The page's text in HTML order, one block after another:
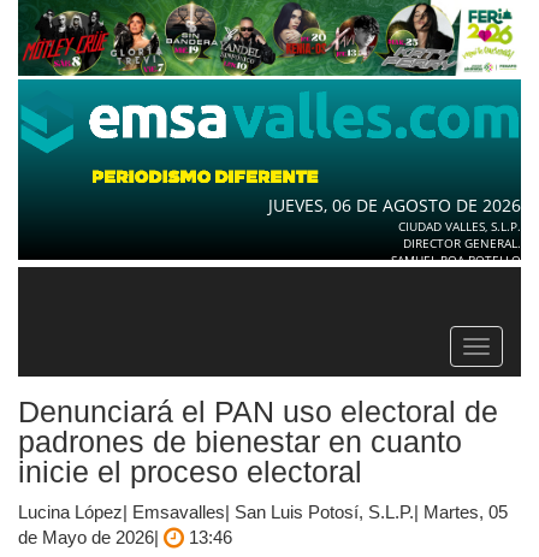
JUEVES, 06 DE AGOSTO DE 2026
CIUDAD VALLES, S.L.P.
DIRECTOR GENERAL.
SAMUEL ROA BOTELLO
Toggle
Denunciará el PAN uso electoral de
padrones de bienestar en cuanto
inicie el proceso electoral
Lucina López| Emsavalles| San Luis Potosí, S.L.P.| Martes, 05
de Mayo de 2026|
13:46